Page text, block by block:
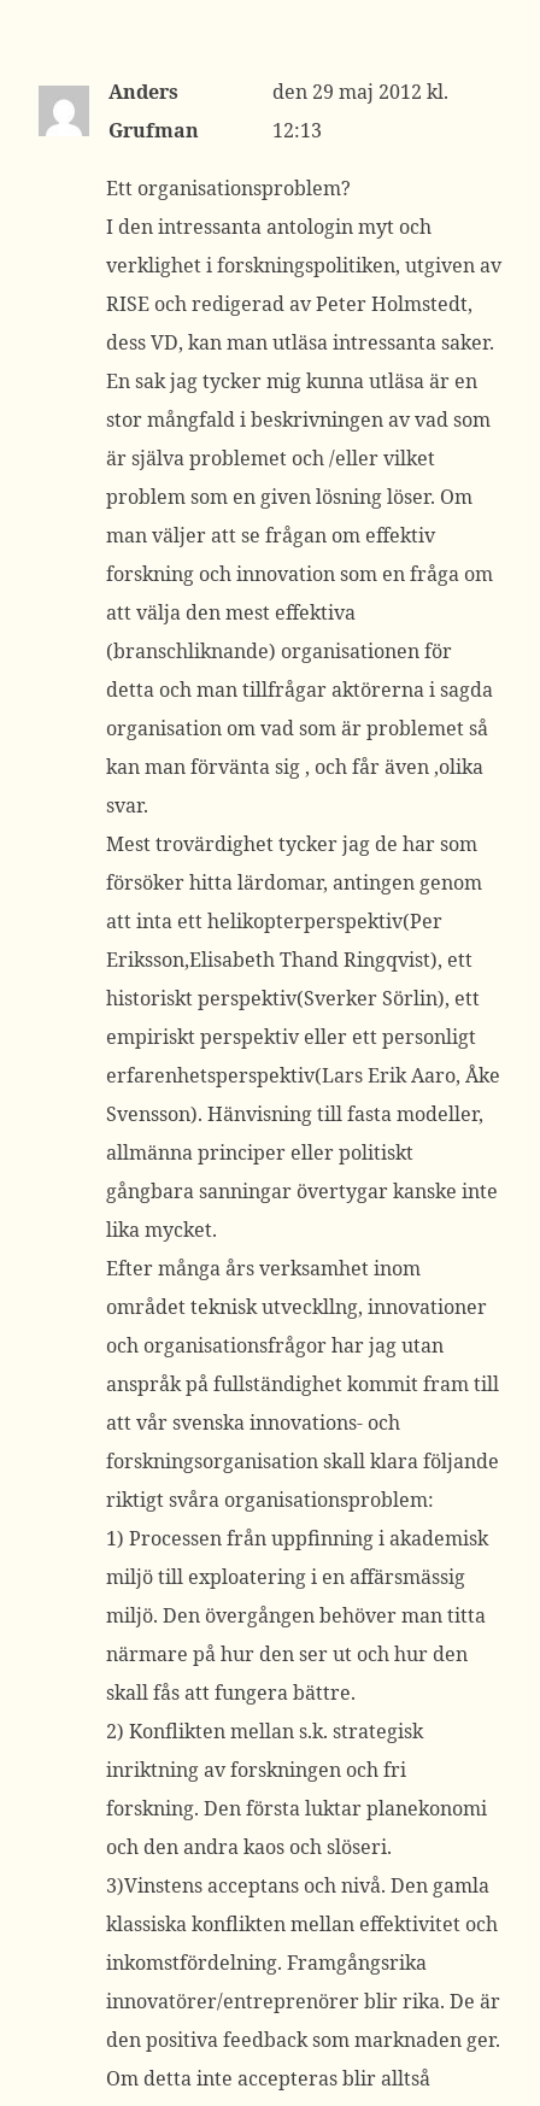
Anders
Grufman
29 maj 2012 kl.
12:13
Ett organisationsproblem?
I den intressanta antologin myt och
verklighet i forskningspolitiken, utgiven av
RISE och redigerad av Peter Holmstedt,
dess VD, kan man utläsa intressanta saker.
En sak jag tycker mig kunna utläsa är en
stor mångfald i beskrivningen av vad som
är själva problemet och /eller vilket
problem som en given lösning löser. Om
man väljer att se frågan om effektiv
forskning och innovation som en fråga om
att välja den mest effektiva
(branschliknande) organisationen för
detta och man tillfrågar aktörerna i sagda
organisation om vad som är problemet så
kan man förvänta sig , och får även ,olika
svar.
Mest trovärdighet tycker jag de har som
försöker hitta lärdomar, antingen genom
att inta ett helikopterperspektiv(Per
Eriksson,Elisabeth Thand Ringqvist), ett
historiskt perspektiv(Sverker Sörlin), ett
empiriskt perspektiv eller ett personligt
erfarenhetsperspektiv(Lars Erik Aaro, Åke
Svensson). Hänvisning till fasta modeller,
allmänna principer eller politiskt
gångbara sanningar övertygar kanske inte
lika mycket.
Efter många års verksamhet inom
området teknisk utveckllng, innovationer
och organisationsfrågor har jag utan
anspråk på fullständighet kommit fram till
att vår svenska innovations- och
forskningsorganisation skall klara följande
riktigt svåra organisationsproblem:
1) Processen från uppfinning i akademisk
miljö till exploatering i en affärsmässig
miljö. Den övergången behöver man titta
närmare på hur den ser ut och hur den
skall fås att fungera bättre.
2) Konflikten mellan s.k. strategisk
inriktning av forskningen och fri
forskning. Den första luktar planekonomi
och den andra kaos och slöseri.
3)Vinstens acceptans och nivå. Den gamla
klassiska konflikten mellan effektivitet och
inkomstfördelning. Framgångsrika
innovatörer/entreprenörer blir rika. De är
den positiva feedback som marknaden ger.
Om detta inte accepteras blir alltså